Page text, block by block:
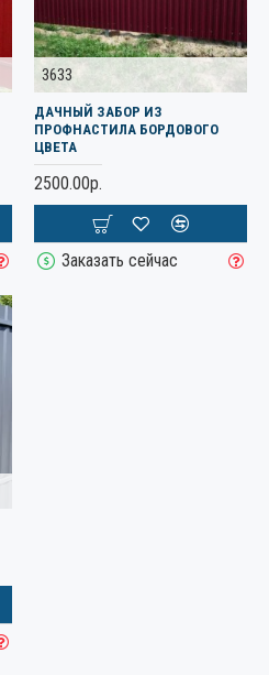
3633
ДАЧНЫЙ ЗАБОР ИЗ
ПРОФНАСТИЛА БОРДОВОГО
ЦВЕТА
2500.00р.
Заказать сейчас